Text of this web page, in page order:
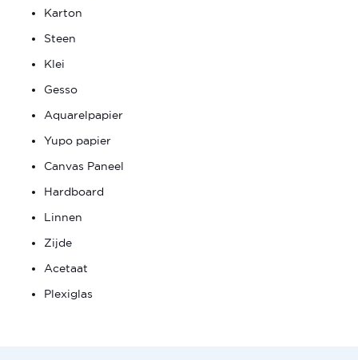
Karton
Steen
Klei
Gesso
Aquarelpapier
Yupo papier
Canvas Paneel
Hardboard
Linnen
Zijde
Acetaat
Plexiglas